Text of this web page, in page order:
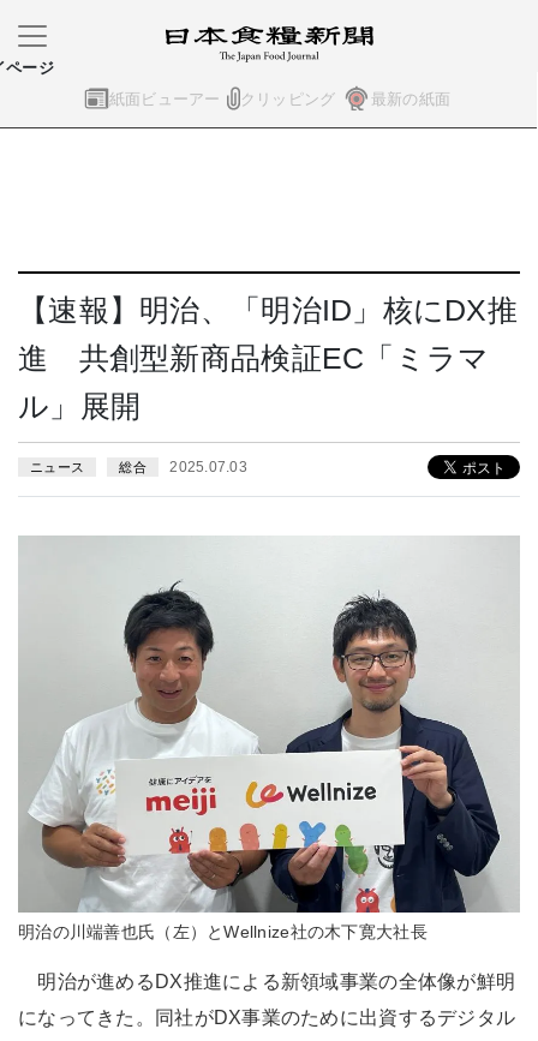
紙面ビューアー クリッピング 最新の紙面
ページ
【速報】明治、「明治ID」核にDX推
進 共創型新商品検証EC「ミラマ
ル」展開
ニュース 総合 2025.07.03
明治の川端善也氏（左）とWellnize社の木下寛大社長
明治が進めるDX推進による新領域事業の全体像が鮮明
になってきた。同社がDX事業のために出資するデジタル